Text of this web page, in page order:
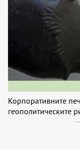
Корпоративните
геополитическите